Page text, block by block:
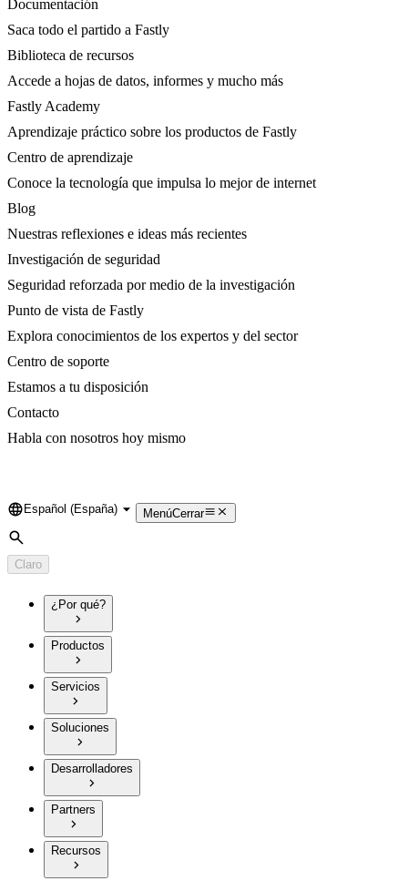
Documentación
Saca todo el partido a Fastly
Biblioteca de recursos
Accede a hojas de datos, informes y mucho más
Fastly Academy
Aprendizaje práctico sobre los productos de Fastly
Centro de aprendizaje
Conoce la tecnología que impulsa lo mejor de internet
Blog
Nuestras reflexiones e ideas más recientes
Investigación de seguridad
Seguridad reforzada por medio de la investigación
Punto de vista de Fastly
Explora conocimientos de los expertos y del sector
Centro de soporte
Estamos a tu disposición
Contacto
Habla con nosotros hoy mismo
Language
Español (España) MenúCerrar
Búsqueda
Claro
¿Por qué?
Productos
Servicios
Soluciones
Desarrolladores
Partners
Recursos